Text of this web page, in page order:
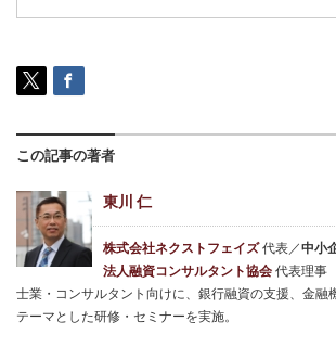
この記事の著者
東川 仁
株式会社ネクストフェイズ 代表／中小
法人融資コンサルタント協会 代表理事
士業・コンサルタント向けに、銀行融資の支援、金融
テーマとした研修・セミナーを実施。